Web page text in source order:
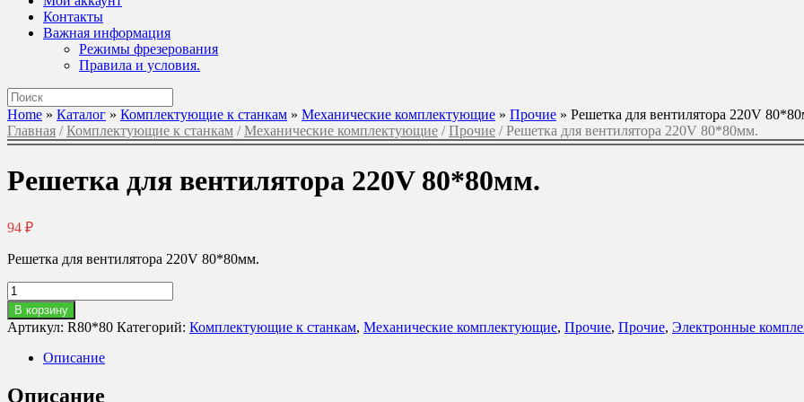
Контакты
Важная информация
Режимы фрезерования
Правила и условия.
Поиск
по:
Home » Каталог » Комплектующие к станкам » Механические комплектующие » Прочие » Решетка для вентилятора 220V
Главная /Комплектующие к станкам /Механические комплектующие /Прочие / Решетка для вентилятора 220V 80*80мм.
Решетка для вентилятора 220V 80*80мм.
94 ₽
Решетка для вентилятора 220V 80*80мм.
Количество
товара
Решетка
для
вентилятора
80*80мм.
В корзину
Артикул: R80*80 Категорий: Комплектующие к станкам, Механические комплектующие, Прочие, Прочие, Электронные
Описание
Описание